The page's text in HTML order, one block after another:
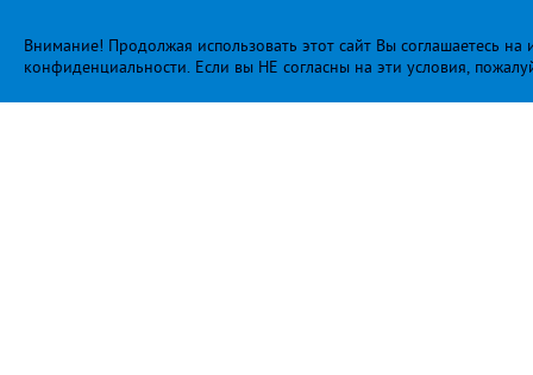
Внимание! Продолжая использовать этот сайт Вы соглашаетесь
конфиденциальности. Если вы НЕ согласны на эти условия,